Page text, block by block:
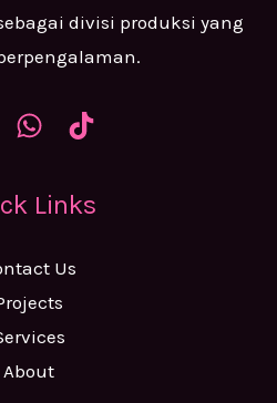
divisi produksi yang
Links
Us
About